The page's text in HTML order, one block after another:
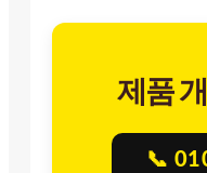
제품
📞